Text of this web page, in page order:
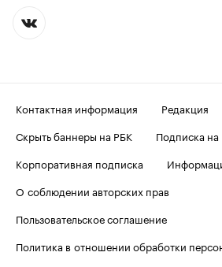
Контактная информация
Редакция
Скрыть баннеры на РБК
Подписка
Корпоративная подписка
О соблюдении авторских прав
Пользовательское соглашение
Политика в отношении обработки